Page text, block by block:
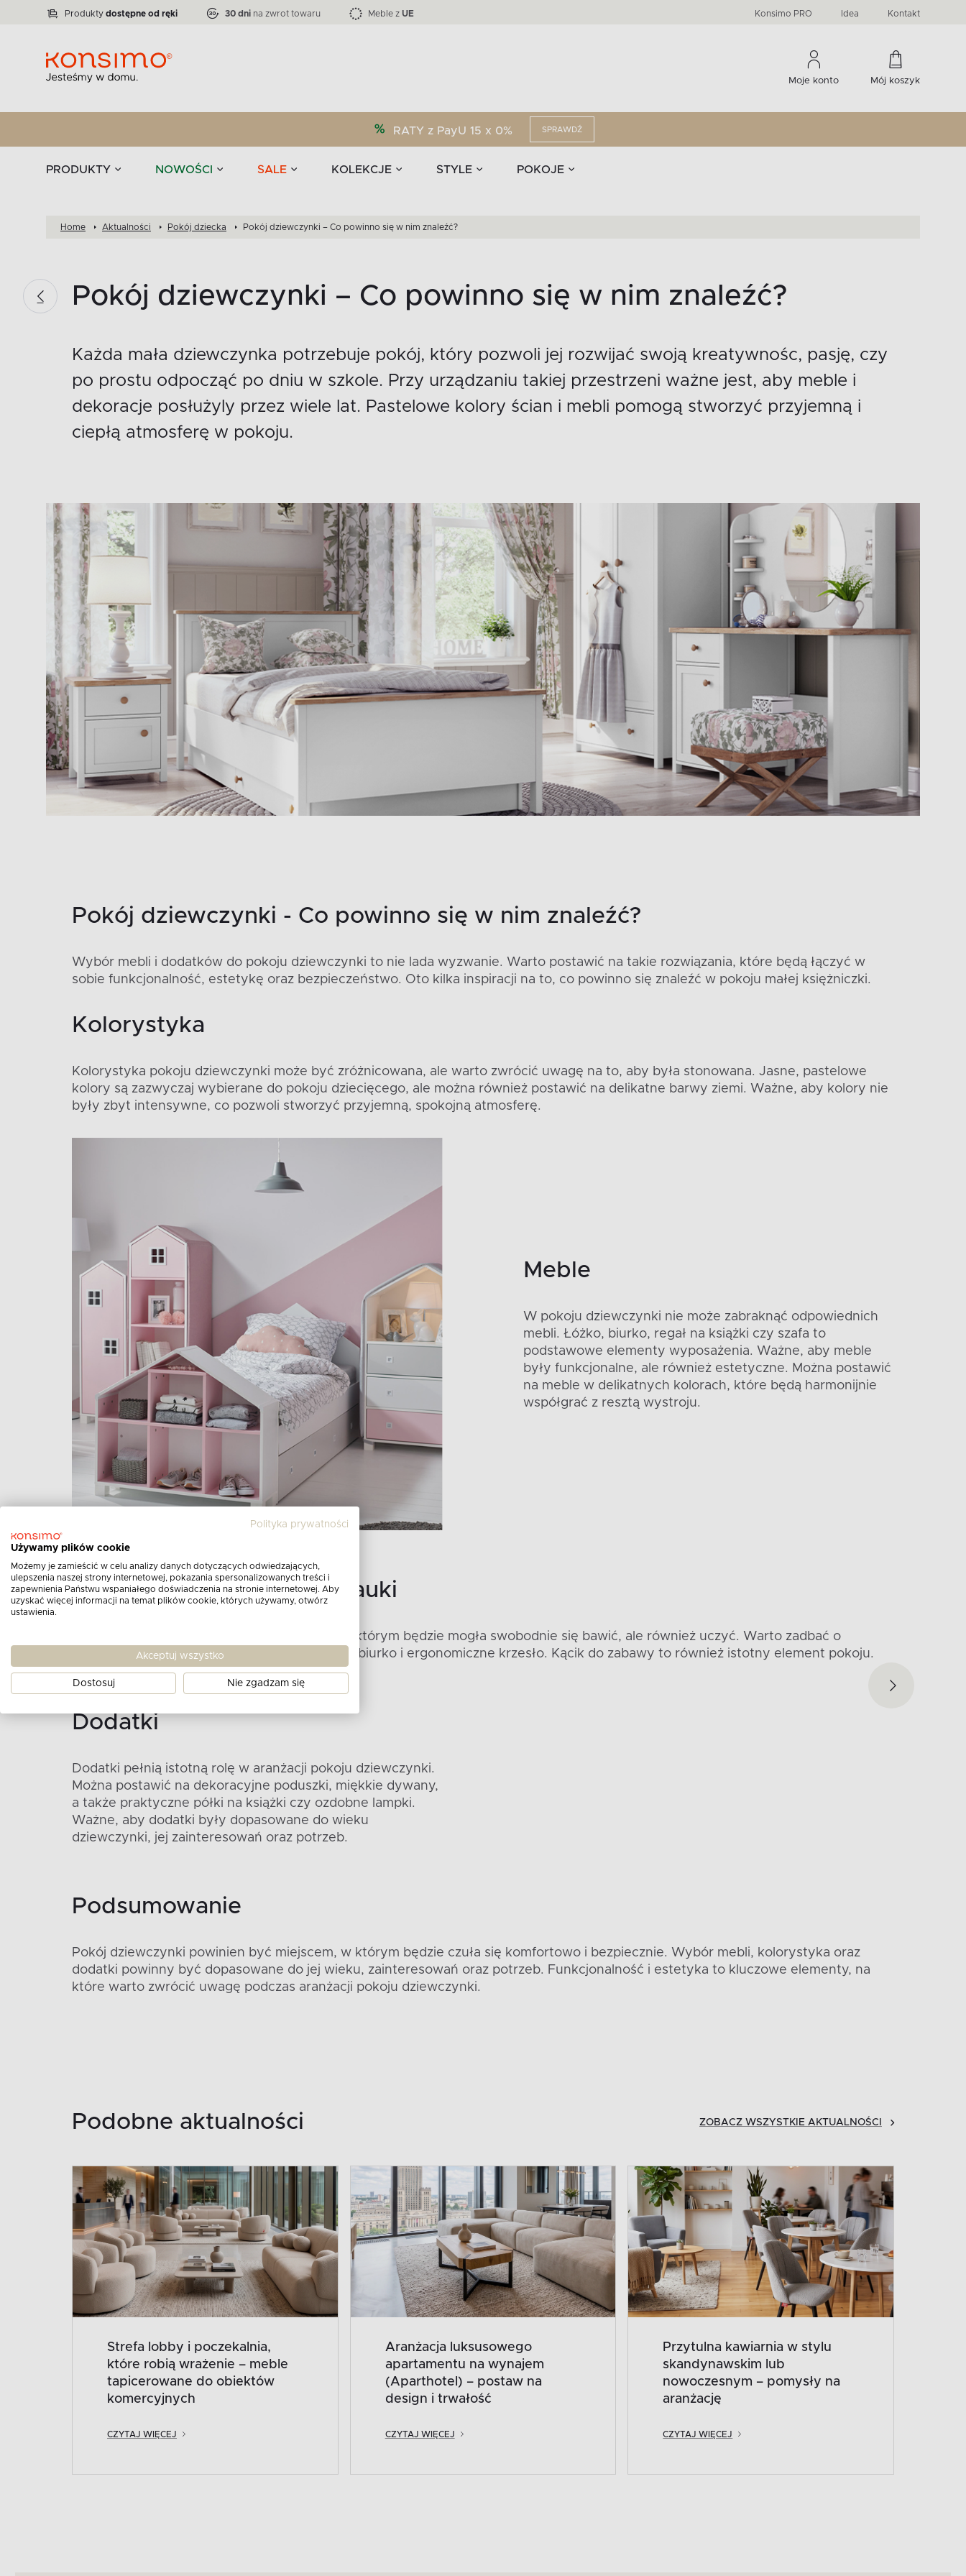
Produkty dostępne od ręki 30 dni na zwrot towaru Meble z UE Konsimo PRO Idea Kontakt
Moje konto Mój koszyk
RATY z PayU 15 x 0% SPRAWDŹ
PRODUKTY NOWOŚCI SALE KOLEKCJE STYLE POKOJE
Zastawy stołowe i akcesoria Komody, szafki RTV, witryny...
Kolekcja narożników RATLO -39 % Kolekcja mebli LOFTY -45 % -33 %
VICTO Liczba produktów:71 EPIRI Liczba produktów: Liczba produktów:60
ELEGANT Liczba produktów:864 TEENS Liczba produktów: Liczba produktów:274
stołowe
Home Aktualności Pokój dziecka Pokój dziewczynki – Co powinno się w nim znaleźć?
Pokój dziewczynki – Co powinno się w nim znaleźć?
Każda mała dziewczynka potrzebuje pokój, który pozwoli jej rozwijać swoją kreatywnośc, pasję, czy
po prostu odpocząć po dniu w szkole. Przy urządzaniu takiej przestrzeni ważne jest, aby meble i
dekoracje posłużyly przez wiele lat. Pastelowe kolory ścian i mebli pomogą stworzyć przyjemną i
ciepłą atmosferę w pokoju.
Pokój dziewczynki - Co powinno się w nim znaleźć?
Wybór mebli i dodatków do pokoju dziewczynki to nie lada wyzwanie. Warto postawić na takie rozwiązania, które będą łączyć w
sobie funkcjonalność, estetykę oraz bezpieczeństwo. Oto kilka inspiracji na to, co powinno się znaleźć w pokoju małej księżniczki.
Kolorystyka
Kolorystyka pokoju dziewczynki może być zróżnicowana, ale warto zwrócić uwagę na to, aby była stonowana. Jasne, pastelowe
kolory są zazwyczaj wybierane do pokoju dziecięcego, ale można również postawić na delikatne barwy ziemi. Ważne, aby kolory nie
były zbyt intensywne, co pozwoli stworzyć przyjemną, spokojną atmosferę.
Meble
W pokoju dziewczynki nie może zabraknąć odpowiednich
mebli. Łóżko, biurko, regał na książki czy szafa to
podstawowe elementy wyposażenia. Ważne, aby meble
były funkcjonalne, ale również estetyczne. Można postawić
na meble w delikatnych kolorach, które będą harmonijnie
współgrać z resztą wystroju.
Przestrzeń do zabawy i nauki
Pokój dziewczynki powinien być miejscem, w którym będzie mogła swobodnie się bawić, ale również uczyć. Warto zadbać o
odpowiednie miejsce do nauki, czyli wygodne biurko i ergonomiczne krzesło. Kącik do zabawy to również istotny element pokoju.
Dodatki
Dodatki pełnią istotną rolę w aranżacji pokoju dziewczynki.
Można postawić na dekoracyjne poduszki, miękkie dywany,
a także praktyczne półki na książki czy ozdobne lampki.
Ważne, aby dodatki były dopasowane do wieku
dziewczynki, jej zainteresowań oraz potrzeb.
Podsumowanie
Pokój dziewczynki powinien być miejscem, w którym będzie czuła się komfortowo i bezpiecznie. Wybór mebli, kolorystyka oraz
dodatki powinny być dopasowane do jej wieku, zainteresowań oraz potrzeb. Funkcjonalność i estetyka to kluczowe elementy, na
które warto zwrócić uwagę podczas aranżacji pokoju dziewczynki.
Podobne aktualności ZOBACZ WSZYSTKIE AKTUALNOŚCI
Strefa lobby i poczekalnia,
które robią wrażenie – meble
tapicerowane do obiektów
komercyjnych
CZYTAJ WIĘCEJ
Aranżacja luksusowego
apartamentu na wynajem
(Aparthotel) – postaw na
design i trwałość
CZYTAJ WIĘCEJ
Przytulna kawiarnia w stylu
skandynawskim lub
nowoczesnym – pomysły na
aranżację
CZYTAJ WIĘCEJ
Polityka prywatności
Używamy plików cookie
Możemy je zamieścić w celu analizy danych dotyczących odwiedzających,
ulepszenia naszej strony internetowej, pokazania spersonalizowanych treści i
zapewnienia Państwu wspaniałego doświadczenia na stronie internetowej. Aby
uzyskać więcej informacji na temat plików cookie, których używamy, otwórz
ustawienia.
Akceptuj wszystko
Dostosuj Nie zgadzam się